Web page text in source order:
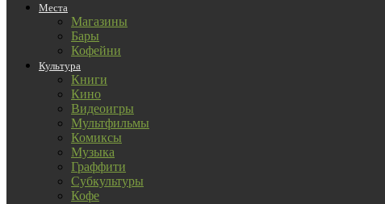
Места
Магазины
Бары
Кофейни
Культура
Книги
Кино
Видеоигры
Мультфильмы
Комиксы
Музыка
Граффити
Субкультуры
Кофе